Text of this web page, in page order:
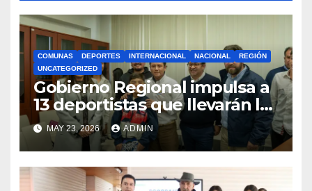
COMUNAS DEPORTES INTERNACIONAL NACIONAL
REGIÓN
UNCATEGORIZED
Gobierno Regional impulsa a
13 deportistas que llevarán la
bandera maulina a
competencias
internacionales
MAY 23, 2026 ADMIN